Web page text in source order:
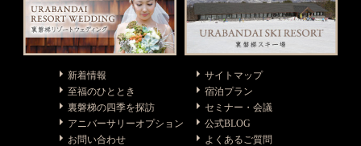
新着情報
至福のひととき
裏磐梯の四季を探訪
アニバーサリーオプション
お問い合わせ
サイトマップ
宿泊プラン
セミナー・会議
公式BLOG
よくあるご質問